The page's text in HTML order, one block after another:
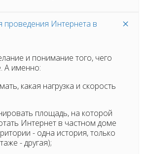
проведения Интернета в
и понимание того, чего
А именно:
какая нагрузка и скорость
площадь, на которой
Интернет в частном доме
- одна история, только
- другая);